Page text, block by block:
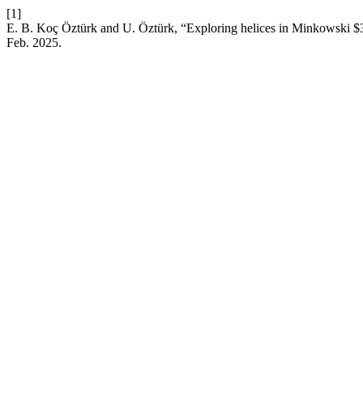
[1]
E. B. Koç Öztürk and U. Öztürk, “Exploring helices in Minkowski
Feb. 2025.